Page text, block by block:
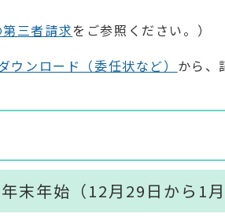
三者請求をご参照ください。）
ウンロード（委任状など） から、
末年始（12月29日から1